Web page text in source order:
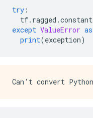
try :
tf. ragged .constant
except ValueError as
print(exception)